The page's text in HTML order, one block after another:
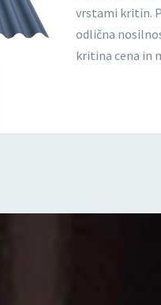
vrstami kritin.
odlična
kritina cena in